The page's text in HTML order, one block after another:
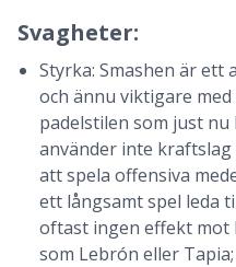
Svagheter:
Styrka: Smashen är ett
och ännu viktigare
padelstilen som just
använder inte
att spela offensiva
ett långsamt spel leda
oftast ingen effekt mot
som Lebrón eller Tapia;